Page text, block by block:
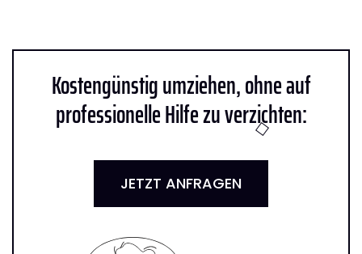
Kostengünstig umziehen, ohne auf
professionelle Hilfe zu verzichten:
JETZT ANFRAGEN